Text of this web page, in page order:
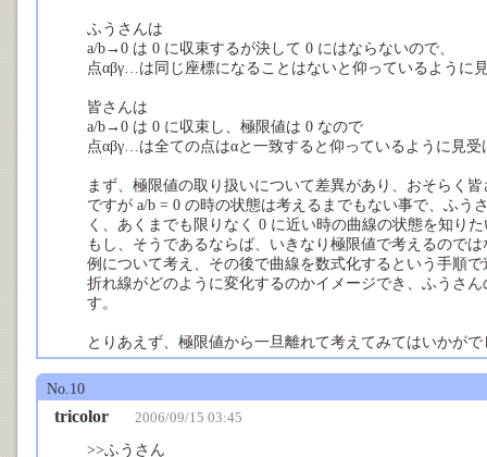
ふうさんは
a/b→0 は 0 に収束するが決して 0 にはならないので、
点αβγ…は同じ座標になることはないと仰っているように
皆さんは
a/b→0 は 0 に収束し、極限値は 0 なので
点αβγ…は全ての点はαと一致すると仰っているように見受
まず、極限値の取り扱いについて差異があり、おそらく
ですが a/b = 0 の時の状態は考えるまでもない事で、ふう
く、あくまでも限りなく 0 に近い時の曲線の状態を知り
もし、そうであるならば、いきなり極限値で考えるので
例について考え、その後で曲線を数式化するという手順
折れ線がどのように変化するのかイメージでき、ふうさ
す。
とりあえず、極限値から一旦離れて考えてみてはいかが
No.10
tricolor 2006/09/15 03:45
>>ふうさん